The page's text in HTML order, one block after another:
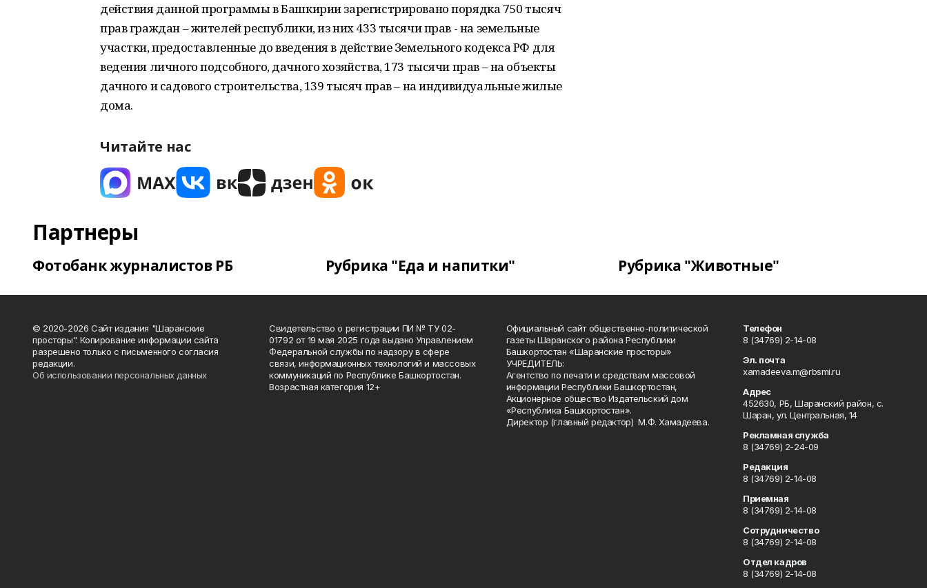
действия данной программы в Башкирии зарегистрировано порядка 750 тысяч
прав граждан – жителей республики, из них 433 тысячи прав - на земельные
участки, предоставленные до введения в действие Земельного кодекса РФ для
ведения личного подсобного, дачного хозяйства, 173 тысячи прав – на объекты
дачного и садового строительства, 139 тысяч прав – на индивидуальные жилые
дома.
Читайте нас
Партнеры
Фотобанк журналистов РБ Рубрика "Еда и напитки" Рубрика "Животные"
© 2020-2026 Сайт издания "Шаранские
просторы". Копирование информации сайта
разрешено только с письменного согласия
редакции.
Об использовании персональных данных
Свидетельство о регистрации ПИ № ТУ 02-
01792 от 19 мая 2025 года выдано Управлением
Федеральной службы по надзору в сфере
связи, информационных технологий и массовых
коммуникаций по Республике Башкортостан.
Возрастная категория 12+
Официальный сайт общественно-политической
газеты Шаранского района Республики
Башкортостан «Шаранские просторы»
УЧРЕДИТЕЛЬ:
Агентство по печати и средствам массовой
информации Республики Башкортостан,
Акционерное общество Издательский дом
«Республика Башкортостан».
Директор (главный редактор) М.Ф. Хамадеева.
Телефон
8 (34769) 2-14-08
Эл. почта
xamadeeva.m@rbsmi.ru
Адрес
452630, РБ, Шаранский район, с.
Шаран, ул. Центральная, 14
Рекламная служба
8 (34769) 2-24-09
Редакция
8 (34769) 2-14-08
Приемная
8 (34769) 2-14-08
Сотрудничество
8 (34769) 2-14-08
Отдел кадров
8 (34769) 2-14-08